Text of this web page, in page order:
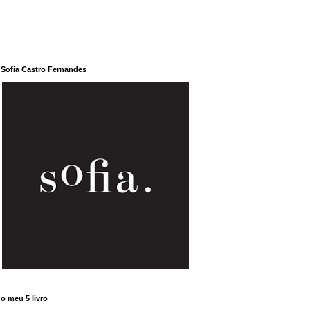
Sofia Castro Fernandes
o meu 5 livro